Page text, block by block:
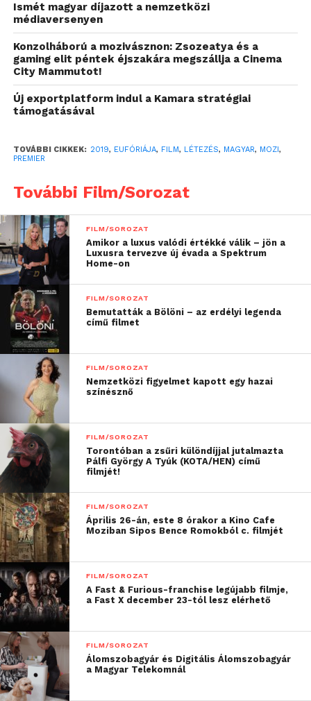
Szinopszis:
Fahidi Éva 20 évesen egyedül jött haza Auschwitz-
Birkenauból, ahol 49 családtagját ölték meg, köztük
anyját, apját és kishúgát.
lépjen színpadra, és szerepeljen egy róla szóló
táncszínházi előadásban. Réka, a rendező egy duettet
táncosnővel, Emesével. A darabban Éva és Emese
életét, kettejük testét szeretné párbeszédbe hozni.
Éva gondolkodás nélkül igent mond.
Három nő, három hónap – határátlépések sorozata.
Éva életének kulcspillanatai színházi jelenetekké
sűrűsödnek, miközben a három nő között váratlan
erejű kapcsolat szövődik.
„Bár ellentmondott a
józan észnek, felkértem a
90 éves holokauszt túlélő
Fahidi Évát, hogy
szeretnék vele egy tánc-
színházi előadást
csinálni. Azt akartam,
hogy mindenki lássa őt.
Egy duettet képzeltem
Emesével, a nála közel 60
évvel fiatalabb
táncosnővel.
Párbeszédbe akartam
hozni Éva traumáit egy
mai fiatallal. Hol vannak
Ismét magyar díjazott a nemzetközi
médiaversenyen
Konzolháború a mozivásznon: Zsozeatya és a
gaming elit péntek éjszakára megszállja a Cinema
City Mammutot!
Új exportplatform indul a Kamara stratégiai
támogatásával
TOVÁBBI CIKKEK: 2019, EUFÓRIÁJA, FILM, LÉTEZÉS, MAGYAR, MOZI,
PREMIER
További Film/Sorozat
FILM/SOROZAT
Amikor a luxus valódi értékké válik – jön a
Luxusra tervezve új évada a Spektrum
Home-on
FILM/SOROZAT
Bemutatták a Bölöni – az erdélyi legenda
című filmet
FILM/SOROZAT
Nemzetközi figyelmet kapott egy hazai
színésznő
FILM/SOROZAT
Torontóban a zsűri különdíjjal jutalmazta
Pálfi György A Tyúk (KOTA/HEN) című
filmjét!
FILM/SOROZAT
Április 26-án, este 8 órakor a Kino Cafe
Moziban Sipos Bence Romokból c. filmjét
FILM/SOROZAT
A Fast & Furious-franchise legújabb filmje,
a Fast X december 23-tól lesz elérhető
FILM/SOROZAT
Álomszobagyár és Digitális Álomszobagyár
a Magyar Telekomnál